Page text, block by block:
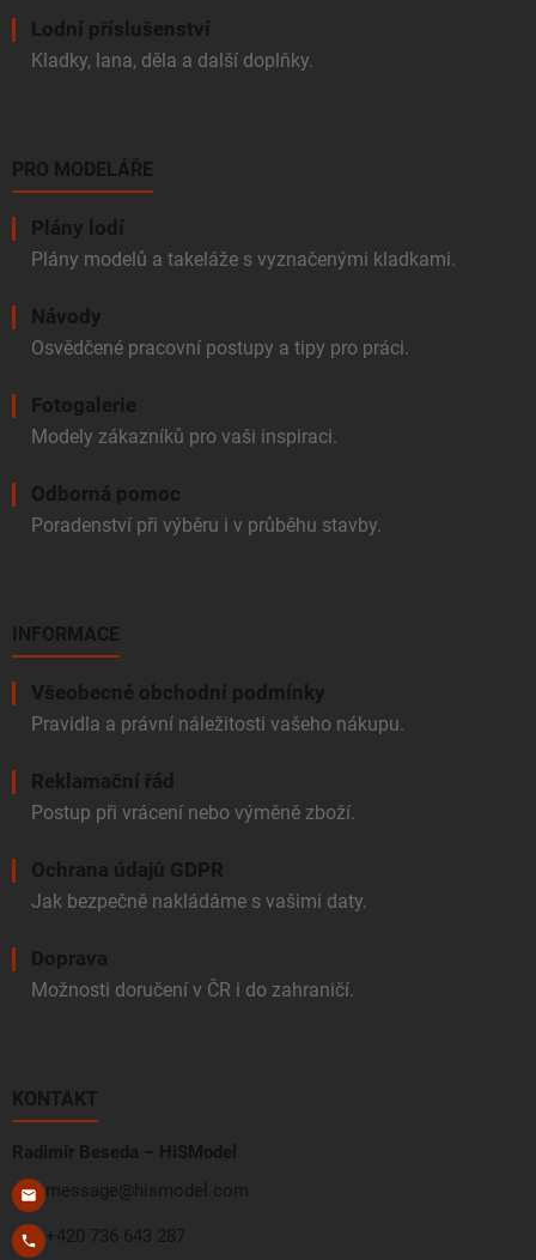
Lodní příslušenství
Kladky, lana, děla a další doplňky.
PRO MODELÁŘE
Plány lodí
Plány modelů a takeláže s vyznačenými kladkami.
Návody
Osvědčené pracovní postupy a tipy pro práci.
Fotogalerie
Modely zákazníků pro vaši inspiraci.
Odborná pomoc
Poradenství při výběru i v průběhu stavby.
INFORMACE
Všeobecné obchodní podmínky
Pravidla a právní náležitosti vašeho nákupu.
Reklamační řád
Postup při vrácení nebo výměně zboží.
Ochrana údajů GDPR
Jak bezpečně nakládáme s vašimi daty.
Doprava
Možnosti doručení v ČR i do zahraničí.
KONTAKT
Radimír Beseda – HiSModel
message@hismodel.com
+420 736 643 287